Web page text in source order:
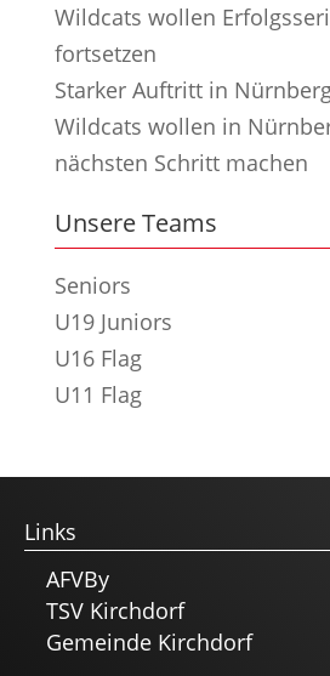
Wildcats wollen
fortsetzen
Starker Auftritt in
Wildcats wollen in
nächsten Schritt machen
Unsere Teams
Seniors
U19 Juniors
U16 Flag
U11 Flag
Links
AFVBy
TSV Kirchdorf
Gemeinde Kirchdorf